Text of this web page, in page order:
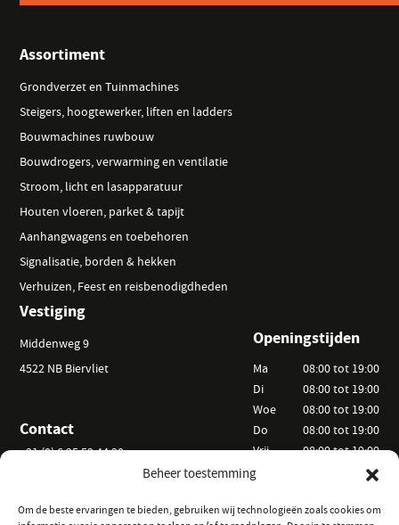
Beheer toestemming
Om de beste ervaringen te bieden, gebruiken wij technologieën zoals cookies om
Assortiment
Grondverzet en Tuinmachines
Steigers, hoogtewerker, liften en ladders
Bouwmachines ruwbouw
Bouwdrogers, verwarming en ventilatie
Stroom, licht en lasapparatuur
Houten vloeren, parket & tapijt
Aanhangwagens en toebehoren
Signalisatie, borden & hekken
Verhuizen, Feest en reisbenodigdheden
Vestiging
Middenweg 9
4522 NB Biervliet
Contact
+31 (0) 6 25 52 44 20
info@vanackerverhuur.nl
Openingstijden
Ma
Di
Woe
Do
Vrij
Za
08:00 tot 19:00
08:00 tot 19:00
08:00 tot 19:00
08:00 tot 19:00
08:00 tot 19:00
09:00 tot 15:00